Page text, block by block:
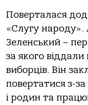
Поверталася
«Слугу
Зеленський –
за якого
виборців. Він
повертатися з-
і родин та